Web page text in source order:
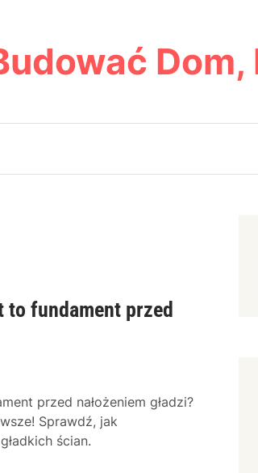
to fundament przed
przed nałożeniem gładzi?
Sprawdź, jak
ścian.